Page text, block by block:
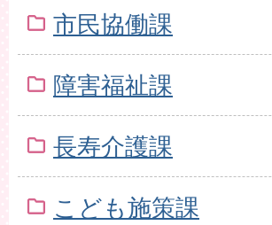
市民協働課
障害福祉課
長寿介護課
こども施策課